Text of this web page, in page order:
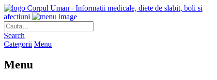
Corpul Uman - Informatii medicale, diete de slabit, boli si
afectiuni
Search
Categorii Menu
Menu